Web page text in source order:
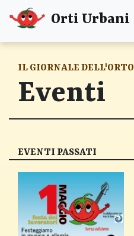
Skip to Content
Orti Urbani
IL GIORNALE DELL'ORTO
Eventi
EVENTI PASSATI